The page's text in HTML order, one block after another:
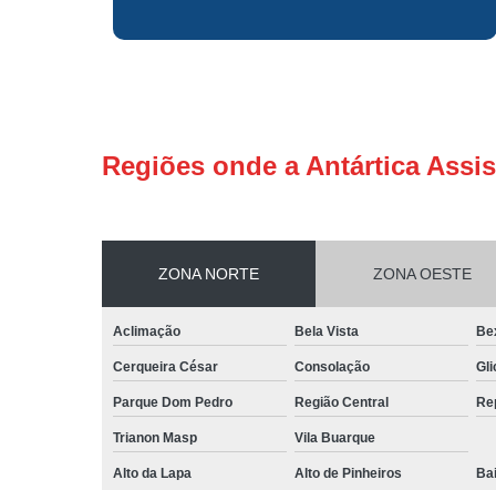
Regiões onde a Antártica
ZONA NORTE ZONA OESTE
Aclimação Bela Vista
Cerqueira César Consolação
Parque Dom Pedro Região Central
Trianon Masp Vila Buarque
Alto da Lapa Alto de Pinheiros